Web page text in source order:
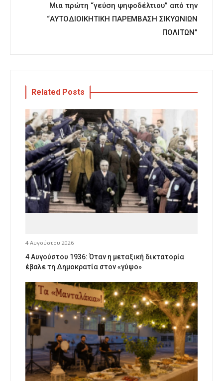
Μια πρώτη “γεύση ψηφοδέλτιου” από την
“ΑΥΤΟΔΙΟΙΚΗΤΙΚΗ ΠΑΡΕΜΒΑΣΗ ΣΙΚΥΩΝΙΩΝ
ΠΟΛΙΤΩΝ”
Related Posts
4 Αυγούστου 2026
4 Αυγούστου 1936: Όταν η μεταξική δικτατορία
έβαλε τη Δημοκρατία στον «γύψο»